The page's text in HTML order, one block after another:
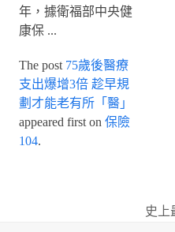
年，據衛福部中央健
康保 ...
The post 75歲後醫療
支出爆增3倍 趁早規
劃才能老有所「醫」
appeared first on 保險
104.
next
史上